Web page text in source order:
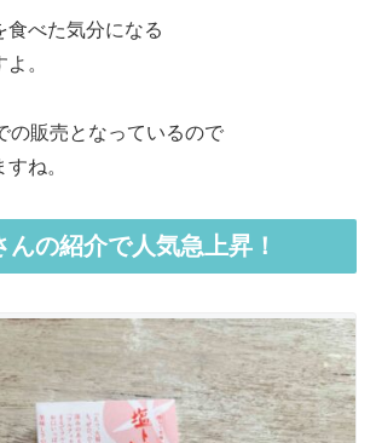
食べた気分になる
。
の販売となっているので
ね。
んの紹介で人気急上昇！